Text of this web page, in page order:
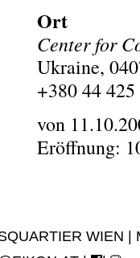
Ort
Center for
Ukraine,
+380 44
von
Eröffnung:
WIEN